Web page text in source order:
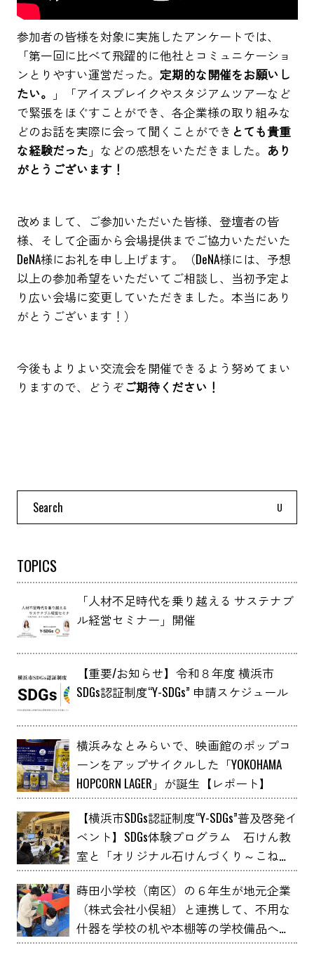
参加者の皆様を対象に実施したアンケートでは、
「第一回に比べて飛躍的に他社とコミュニケーショ
ンとりやすい運営だった。 定期的な開催をお願いし
たい。 」「アイスブレイクやスタジアムツアーなど
で緊張をほぐすことができ、各企業様の取り組みな
どのお話を実際に会って聞くことができ とても貴重
な経験だった 」などの感想をいただきました。 あり
がとうございます！
改めまして、ご参加いただいた皆様、登壇者の皆
様、そして企画から会場提供までご協力いただいた
DeNA様にお礼を申し上げます。（DeNA様には、予想
以上の参加希望をいただいてご相談し、当初予定よ
り広い会場に変更していただきました。本当にあり
がとうございます！）
今後もよりよい交流会を開催できるよう努めてまい
りますので、どうぞご期待ください！
Search
TOPICS
「人材不足時代を乗り越える サステナブ
ル経営セミナー」開催
【重要/お知らせ】令和８年度 横浜市
SDGs認証制度“Y-SDGs” 申請スケジュール
横浜みなとみらいで、映画館のポップコ
ーンをアップサイクルした「YOKOHAMA
HOPCORN LAGER」が誕生【レポート】
【横浜市SDGs認証制度“Y-SDGs”普及啓発イ
ベント】SDGs体験プログラム 石けん教
室と「オリジナル石けんづくり～こねこ
ね石けん～」 YOXO FESTIVALに出展
蒔田小学校（南区）の６年生が地元企業
（株式会社小俣組）と連携して、不用な
什器を学校の机や本棚等の学校備品へア
ップサイクルしました！